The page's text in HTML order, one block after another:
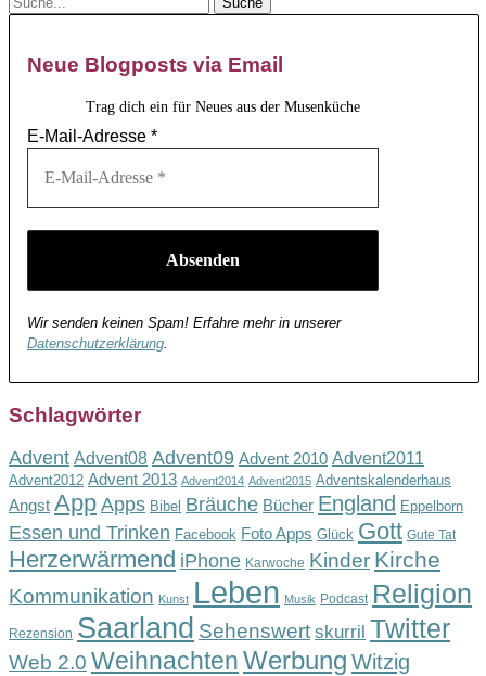
Neue Blogposts via Email
Trag dich ein für Neues aus der Musenküche
E-Mail-Adresse *
Wir senden keinen Spam! Erfahre mehr in unserer
Datenschutzerklärung
Schlagwörter
Advent Advent08 Advent09 Advent 2010 Advent2011
Advent2012 Advent 2013 Advent2014 Advent2015 Adventskalenderhaus
Angst App Apps Bibel Bräuche Bücher England Eppelborn
Essen und Trinken Facebook Foto Apps Glück Gott Gute Tat
Herzerwärmend iPhone Karwoche Kinder Kirche
Kommunikation Kunst Leben Musik Podcast Religion
Rezension Saarland Sehenswert skurril Twitter
Web 2.0 WeihnachtenWerbung Witzig